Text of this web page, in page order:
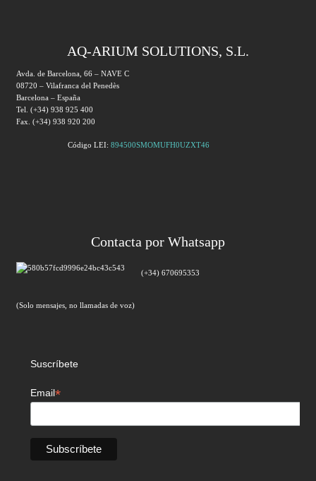
AQ-ARIUM SOLUTIONS, S.L.
Avda. de Barcelona, 66 – NAVE C
08720 – Vilafranca del Penedès
Barcelona – España
Tel. (+34) 938 925 400
Fax. (+34) 938 920 200
Código LEI: 894500SMOMUFH0UZXT46
Contacta por Whatsapp
(+34) 670695353
(Solo mensajes, no llamadas de voz)
Suscríbete
Email*